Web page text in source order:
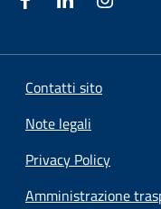
Contatti sito
Note legali
Privacy Policy
Amministrazione